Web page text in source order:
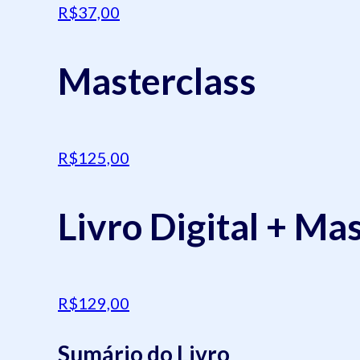
R$37,00
Masterclass
R$125,00
Livro Digital +
R$129,00
Sumário do Livro